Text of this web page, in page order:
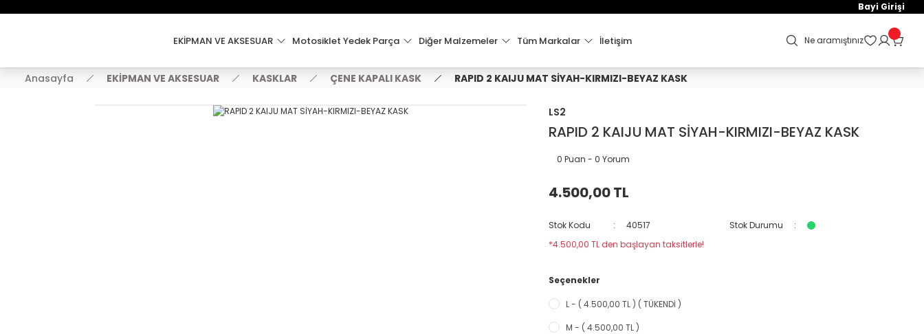
2000 TL VE ÜZERİ KARGO ÜCRETSİZ !
Bayi Girişi
EKİPMAN VE AKSESUAR Motosiklet Yedek Parça Diğer Malzemeler Tüm Markalar İletişim Ne aramıştınız
Anasayfa EKİPMAN VE AKSESUAR KASKLAR ÇENE KAPALI KASK RAPID 2 KAIJU MAT SİYAH-KIRMIZI-BEYAZ KASK
LS2
RAPID 2 KAIJU MAT SİYAH-KIRMIZI-BEYAZ KASK
0 Puan - 0 Yorum
4.500,00 TL
Stok Kodu 40517
Stok Durumu
*4.500,00 TL den başlayan taksitlerle!
Seçenekler
L - ( 4.500,00 TL ) ( TÜKENDİ )
M - ( 4.500,00 TL )